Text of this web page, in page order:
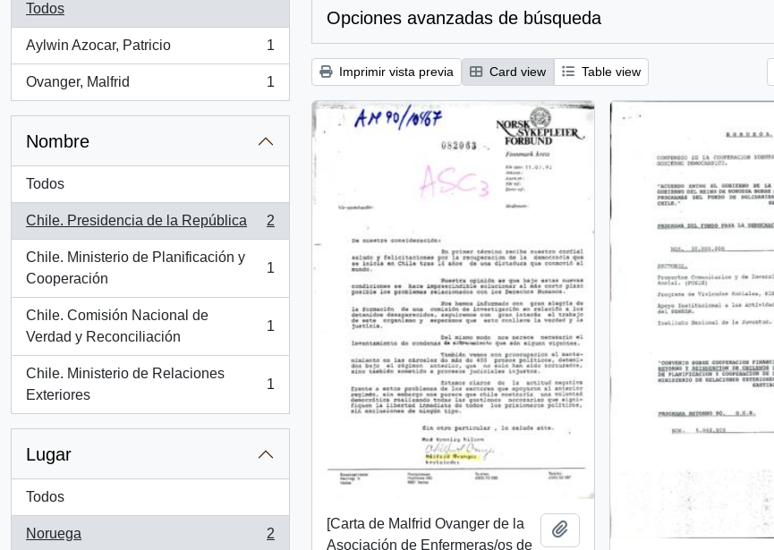
Todos
Aylwin Azocar, Patricio
, 1 resultados
1
Ovanger, Malfrid
, 1 resultados
1
Nombre
Todos
Chile. Presidencia de la República
, 2 resultados
2
Chile. Ministerio de Planificación y
Cooperación
, 1 resultados
1
Chile. Comisión Nacional de
Verdad y Reconciliación
, 1 resultados
1
Chile. Ministerio de Relaciones
Exteriores
, 1 resultados
1
Lugar
Todos
Noruega
, 2 resultados
2
Opciones avanzadas de búsqueda
Imprimir vista previa Card view Table view
[Carta de Malfrid Ovanger de la
Asociación de Enfermeras/os de